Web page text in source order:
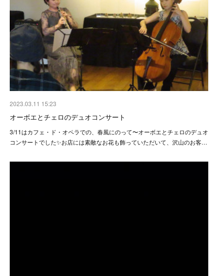
2023.03.11 15:23
オーボエとチェロのデュオコンサート
3/11はカフェ・ド・オペラでの、春風にのって〜オーボエとチェロのデュオ
コンサートでした✨お店には素敵なお花も飾っていただいて、沢山のお客…